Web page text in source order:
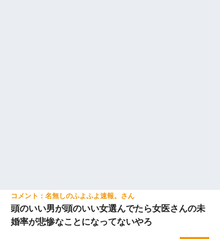
名無しのふよふよ速報。
頭のいい男が頭のいい女選んでたら女医さんの未
婚率が悲惨なことになってないやろ